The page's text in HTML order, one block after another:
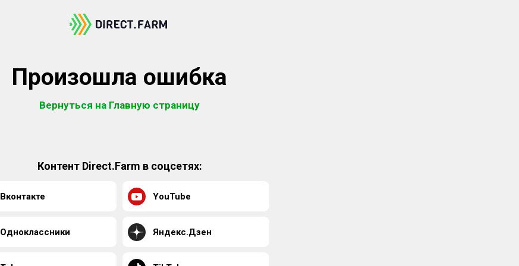
Произошла ошибка
Вернуться на Главную страницу
Контент Direct.Farm в соцсетях:
Вконтакте YouTube
Одноклассники Яндекс.Дзен